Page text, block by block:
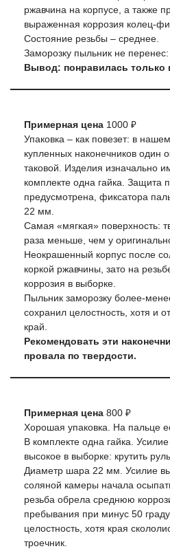
ржавчина на корпусе, а также
выраженная коррозия колец-
Состояние резьбы – среднее.
Заморозку пыльник не
Вывод: понравилась только
Примерная цена 1000 ₽
Упаковка – как повезет: в
купленных наконечников один
таковой. Изделия изначально
комплекте одна гайка. Защита
предусмотрена, фиксатора
22 мм.
Самая «мягкая» поверхность:
раза меньше, чем у
Неокрашенный корпус после
коркой ржавчины, зато на
коррозия в выборке.
Пыльник заморозку более-
сохранил целостность, хотя и
край.
Рекомендовать эти
провала по твердости.
Примерная цена 800 ₽
Хорошая упаковка. На пальце
В комплекте одна гайка.
высокое в выборке: крутить
Диаметр шара 22 мм. Усилие
соляной камеры начала
резьба обрела среднюю
пребывания при минус 50
целостность, хотя края
троечник.